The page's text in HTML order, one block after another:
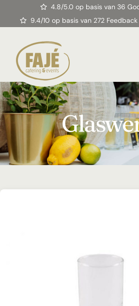
4.8/5.0 op basis van 36
9.4/10 op basis van 272